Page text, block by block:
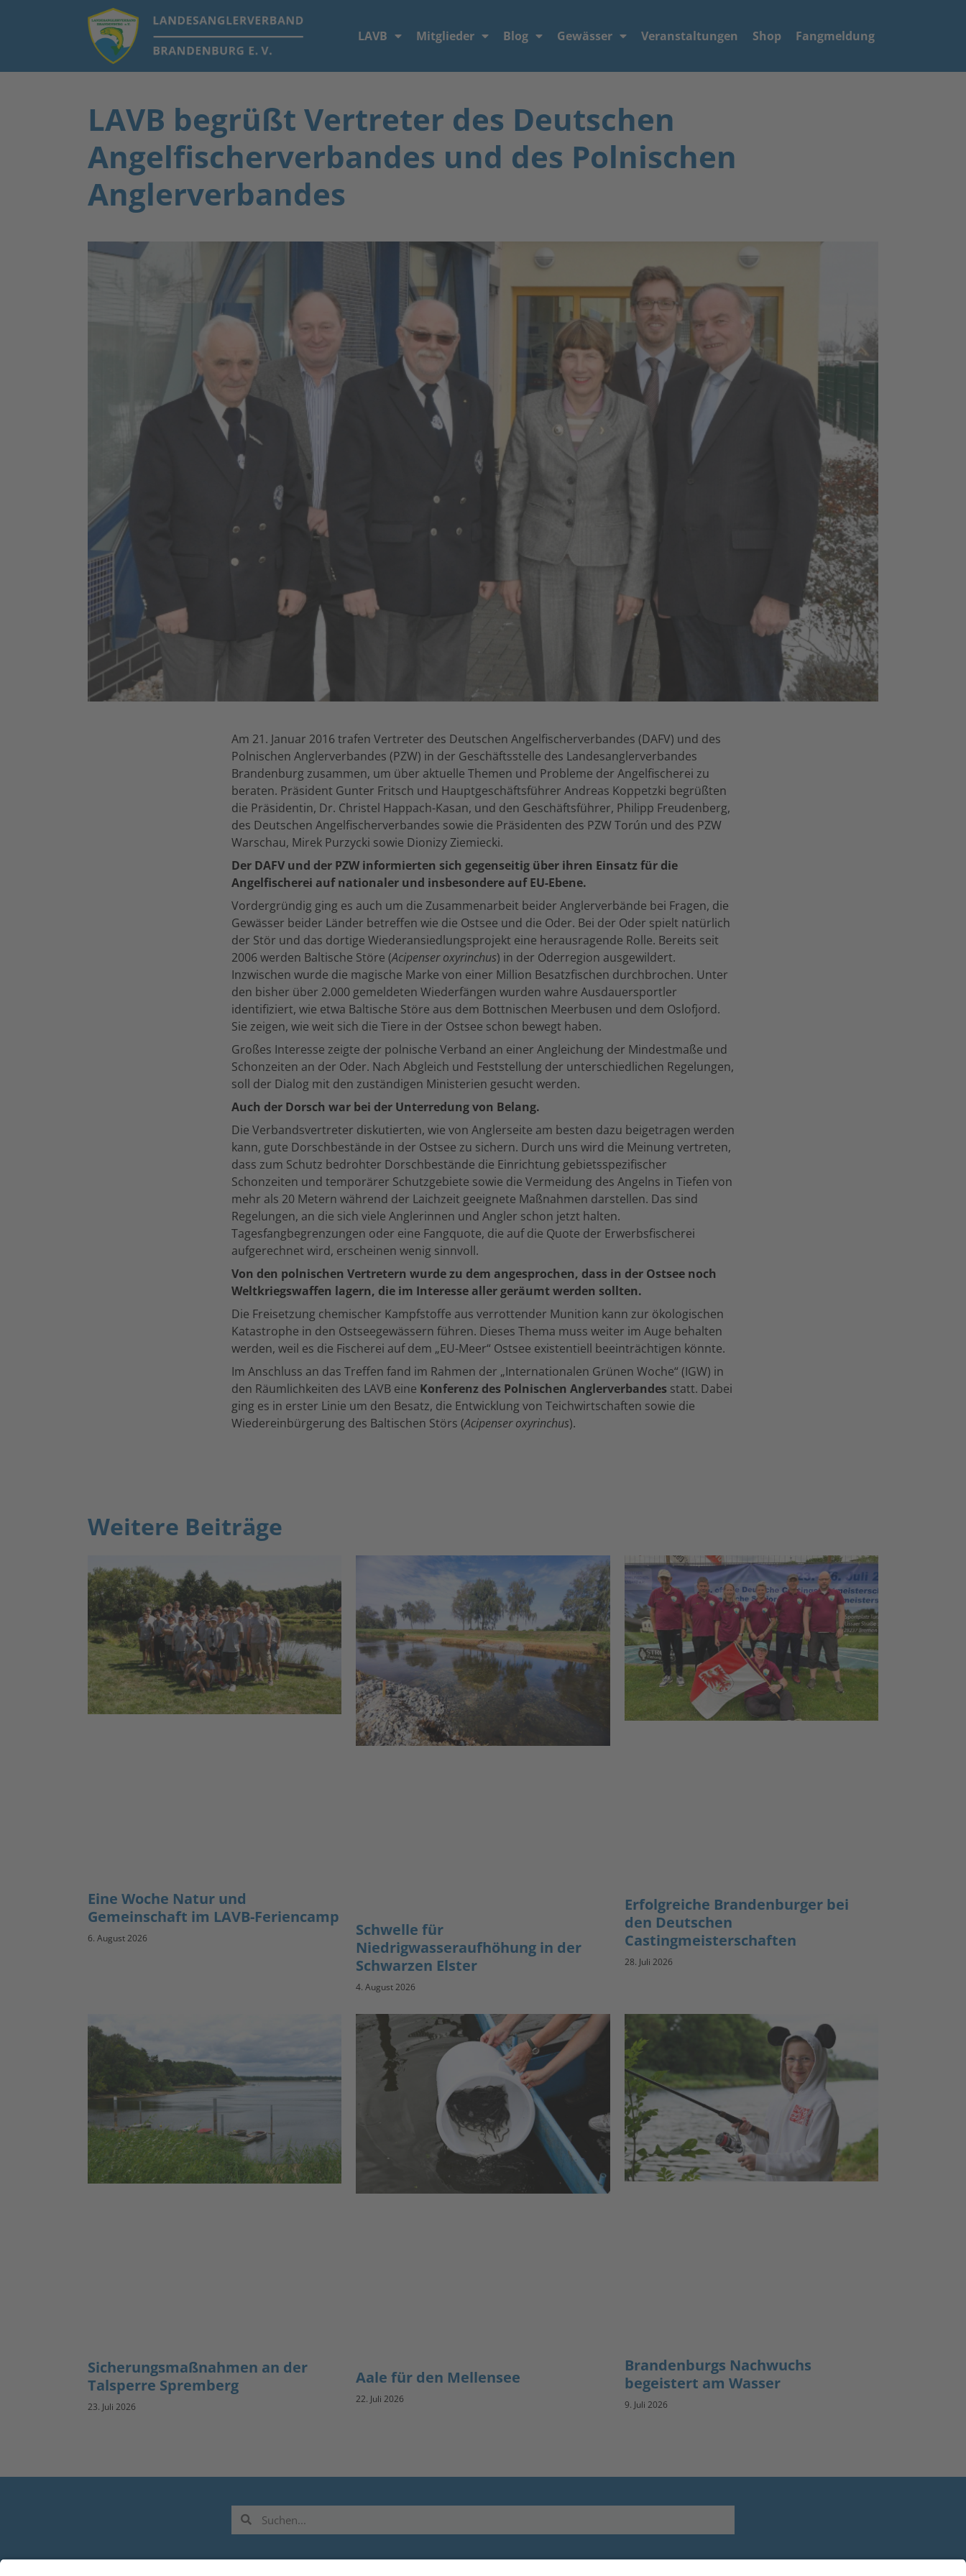
LAVB Mitglieder Blog Gewässer Veranstaltungen Shop Fangmeldung
LAVB begrüßt Vertreter des Deutschen
Angelfischerverbandes und des Polnischen
Anglerverbandes
Am 21. Januar 2016 trafen Vertreter des Deutschen Angelfischerverbandes (DAFV) und des
Polnischen Anglerverbandes (PZW) in der Geschäftsstelle des Landesanglerverbandes
Brandenburg zusammen, um über aktuelle Themen und Probleme der Angelfischerei zu
beraten. Präsident Gunter Fritsch und Hauptgeschäftsführer Andreas Koppetzki begrüßten
die Präsidentin, Dr. Christel Happach-Kasan, und den Geschäftsführer, Philipp Freudenberg,
des Deutschen Angelfischerverbandes sowie die Präsidenten des PZW Torún und des PZW
Warschau, Mirek Purzycki sowie Dionizy Ziemiecki.
Der DAFV und der PZW informierten sich gegenseitig über ihren Einsatz für die
Angelfischerei auf nationaler und insbesondere auf EU-Ebene.
Vordergründig ging es auch um die Zusammenarbeit beider Anglerverbände bei Fragen, die
Gewässer beider Länder betreffen wie die Ostsee und die Oder. Bei der Oder spielt natürlich
der Stör und das dortige Wiederansiedlungsprojekt eine herausragende Rolle. Bereits seit
2006 werden Baltische Störe (Acipenser oxyrinchus) in der Oderregion ausgewildert.
Inzwischen wurde die magische Marke von einer Million Besatzfischen durchbrochen. Unter
den bisher über 2.000 gemeldeten Wiederfängen wurden wahre Ausdauersportler
identifiziert, wie etwa Baltische Störe aus dem Bottnischen Meerbusen und dem Oslofjord.
Sie zeigen, wie weit sich die Tiere in der Ostsee schon bewegt haben.
Großes Interesse zeigte der polnische Verband an einer Angleichung der Mindestmaße und
Schonzeiten an der Oder. Nach Abgleich und Feststellung der unterschiedlichen Regelungen,
soll der Dialog mit den zuständigen Ministerien gesucht werden.
Auch der Dorsch war bei der Unterredung von Belang.
Die Verbandsvertreter diskutierten, wie von Anglerseite am besten dazu beigetragen werden
kann, gute Dorschbestände in der Ostsee zu sichern. Durch uns wird die Meinung vertreten,
dass zum Schutz bedrohter Dorschbestände die Einrichtung gebietsspezifischer
Schonzeiten und temporärer Schutzgebiete sowie die Vermeidung des Angelns in Tiefen von
mehr als 20 Metern während der Laichzeit geeignete Maßnahmen darstellen. Das sind
Regelungen, an die sich viele Anglerinnen und Angler schon jetzt halten.
Tagesfangbegrenzungen oder eine Fangquote, die auf die Quote der Erwerbsfischerei
aufgerechnet wird, erscheinen wenig sinnvoll.
Von den polnischen Vertretern wurde zu dem angesprochen, dass in der Ostsee noch
Weltkriegswaffen lagern, die im Interesse aller geräumt werden sollten.
Die Freisetzung chemischer Kampfstoffe aus verrottender Munition kann zur ökologischen
Katastrophe in den Ostseegewässern führen. Dieses Thema muss weiter im Auge behalten
werden, weil es die Fischerei auf dem „EU-Meer“ Ostsee existentiell beeinträchtigen könnte.
Im Anschluss an das Treffen fand im Rahmen der „Internationalen Grünen Woche“ (IGW) in
den Räumlichkeiten des LAVB eine Konferenz des Polnischen Anglerverbandes statt. Dabei
ging es in erster Linie um den Besatz, die Entwicklung von Teichwirtschaften sowie die
Wiedereinbürgerung des Baltischen Störs (Acipenser oxyrinchus).
Weitere Beiträge
Eine Woche Natur und
Gemeinschaft im LAVB-Feriencamp
6. August 2026
Schwelle für
Niedrigwasseraufhöhung in der
Schwarzen Elster
4. August 2026
Erfolgreiche Brandenburger bei
den Deutschen
Castingmeisterschaften
28. Juli 2026
Sicherungsmaßnahmen an der
Talsperre Spremberg
23. Juli 2026
Aale für den Mellensee
22. Juli 2026
Brandenburgs Nachwuchs
begeistert am Wasser
9. Juli 2026